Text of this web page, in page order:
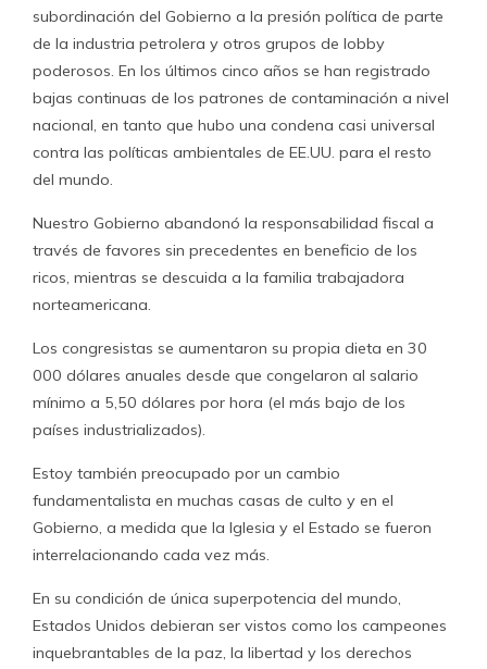
subordinación del Gobierno a la presión política de parte
de la industria petrolera y otros grupos de lobby
poderosos. En los últimos cinco años se han registrado
bajas continuas de los patrones de contaminación a nivel
nacional, en tanto que hubo una condena casi universal
contra las políticas ambientales de EE.UU. para el resto
del mundo.
Nuestro Gobierno abandonó la responsabilidad fiscal a
través de favores sin precedentes en beneficio de los
ricos, mientras se descuida a la familia trabajadora
norteamericana.
Los congresistas se aumentaron su propia dieta en 30
000 dólares anuales desde que congelaron al salario
mínimo a 5,50 dólares por hora (el más bajo de los
países industrializados).
Estoy también preocupado por un cambio
fundamentalista en muchas casas de culto y en el
Gobierno, a medida que la Iglesia y el Estado se fueron
interrelacionando cada vez más.
En su condición de única superpotencia del mundo,
Estados Unidos debieran ser vistos como los campeones
inquebrantables de la paz, la libertad y los derechos